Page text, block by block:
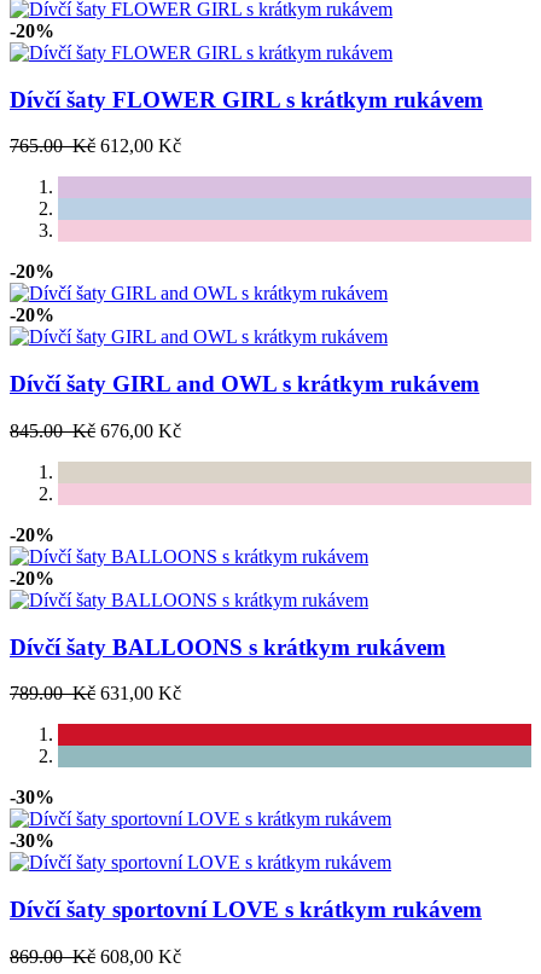
-20%
Dívčí šaty FLOWER GIRL s krátkym rukávem
765.00 Kč 612,00 Kč
-20%
-20%
Dívčí šaty GIRL and OWL s krátkym rukávem
845.00 Kč 676,00 Kč
-20%
-20%
Dívčí šaty BALLOONS s krátkym rukávem
789.00 Kč 631,00 Kč
-30%
-30%
Dívčí šaty sportovní LOVE s krátkym rukávem
869.00 Kč 608,00 Kč